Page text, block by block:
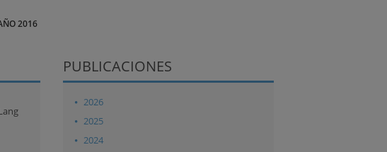
2016
PUBLICACIONES
2026
2025
2024